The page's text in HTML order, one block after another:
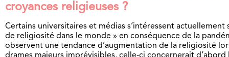
croyances religieuses ?
Certains universitaires et médias s’intéressent actuellement
de religiosité dans le monde » en conséquence de la
observent une tendance d’augmentation de la religiosité